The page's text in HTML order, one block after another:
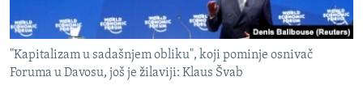
"Kapitalizam u sadašnjem obliku", koji pominje osnivač
Foruma u Davosu, još je žilaviji: Klaus Švab